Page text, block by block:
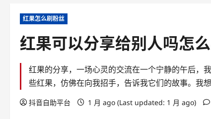
红果怎么刷粉丝
红果可以分享给别人吗怎
红果的分享，一场心灵的交流在一个宁静的午后，
些红果，仿佛在向我招手，告诉我它们的故事。我
抖音自助平台 1 月 ago (Last updated: 1 月 ago)